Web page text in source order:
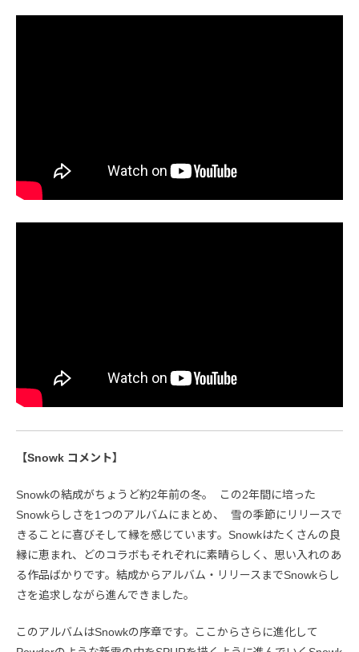
【Snowk コメント】
Snowkの結成がちょうど約2年前の冬。 この2年間に培った
Snowkらしさを1つのアルバムにまとめ、 雪の季節にリリースで
きることに喜びそして縁を感じています。Snowkはたくさんの良
縁に恵まれ、どのコラボもそれぞれに素晴らしく、思い入れのあ
る作品ばかりです。結成からアルバム・リリースまでSnowkらし
さを追求しながら進んできました。
このアルバムはSnowkの序章です。ここからさらに進化して